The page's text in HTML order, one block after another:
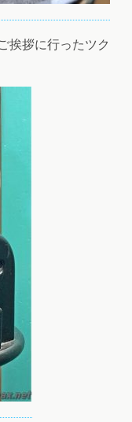
挨拶に行ったツク